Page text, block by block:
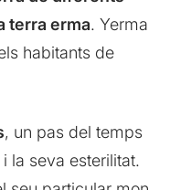
terra erma. Yerma
habitants de
, un pas del temps
la seva esterilitat.